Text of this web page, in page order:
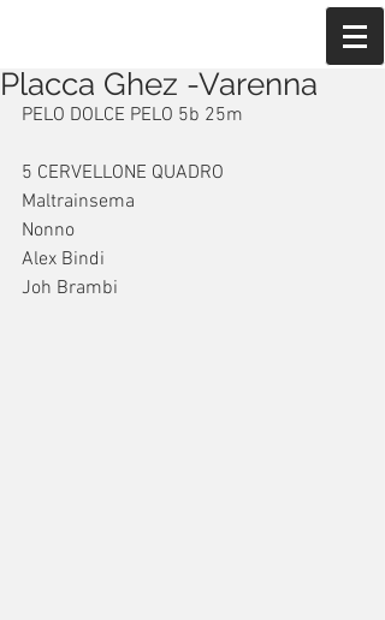
Placca Ghez -Varenna
PELO DOLCE PELO 5b 25m
5 CERVELLONE QUADRO
Maltrainsema
Nonno
Alex Bindi
Joh Brambi